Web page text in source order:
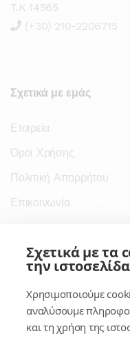
T.K 14565
(+30) 210-2206715
Σχετικά με εμάς
Εταιρεία
Όροι Χρήσης
Πολιτική Απορρήτου
Επικοινωνία
Σύνδεσμοι
Κέντρο Γνώσης
Πλατφόρμα
Σχετικά με τα
την ιστοσελίδα
Χρησιμοποιούμε
αναλύσουμε
και τη χρήση της